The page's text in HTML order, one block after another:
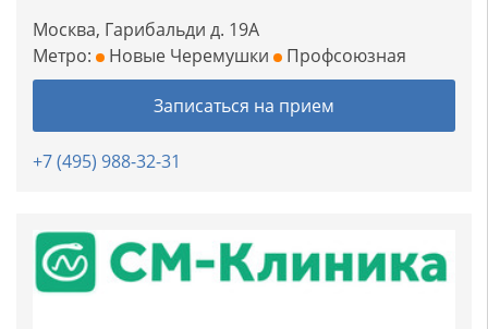
Москва, Гарибальди д. 19А
Метро:
Новые Черемушки Профсоюзная
Записаться на прием
+7 (495) 988-32-31